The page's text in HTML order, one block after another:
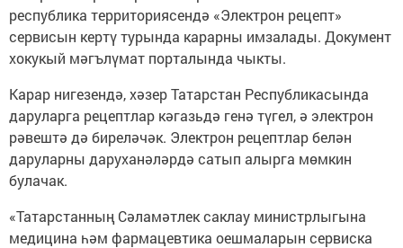
республика территориясендә «Электрон рецепт»
сервисын кертү турында карарны имзалады. Документ
хокукый мәгълүмат порталында чыкты.
Карар нигезендә, хәзер Татарстан Республикасында
даруларга рецептлар кәгазьдә генә түгел, ә электрон
рәвештә дә биреләчәк. Электрон рецептлар белән
даруларны даруханәләрдә сатып алырга мөмкин
булачак.
«Татарстанның Сәламәтлек саклау министрлыгына
медицина һәм фармацевтика оешмаларын сервиска